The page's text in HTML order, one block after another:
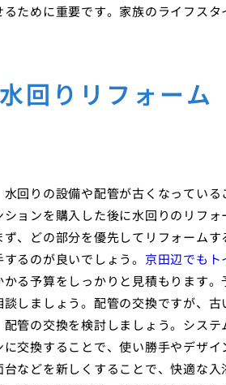
ために重要です。家族のライフス
回りリフォーム
回りの設備や配管が古くなっている
ションを購入した後に水回りのリフ
、どの部分を優先してリフォーム
るのが良いでしょう。 京田辺でも
る予算をしっかりと見積もります
しましょう。配管の交換ですが、
管の交換を検討しましょう。シス
交換することで、使い勝手やデザ
などを新しくすることで、快適な